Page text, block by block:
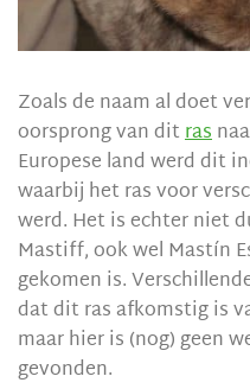
Zoals de naam al doet
oorsprong van ditras
Europese land werd dit
waarbij het ras voor
werd. Het is echter niet
Mastiff, ook wel Mastín
gekomen is.
dat dit ras afkomstig is
maar hier is (nog) geen
gevonden.